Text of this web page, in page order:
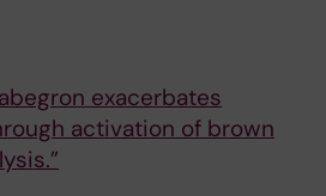
exacerbates
activation of brown